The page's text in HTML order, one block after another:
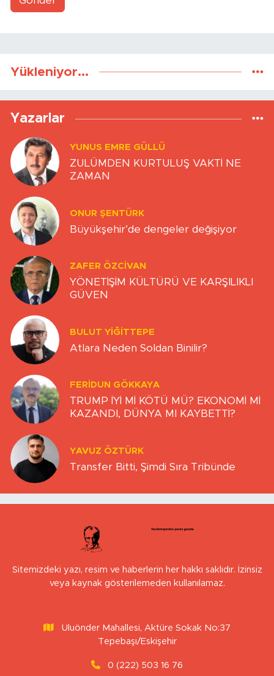
Yükleniyor...
Yazarlar
YUNUS EMRE GÜLLÜ
ZULÜMDEN KURTULUŞ VAKTİ NE
ZAMAN
ONUR ŞENTÜRK
Büyükşehir’de dengeler değişiyor
ZAFER ÖZCIVAN
YÖNETİŞİM KÜLTÜRÜ VE KARŞILIKLI
GÜVEN
BULUT YİĞİTTEPE
Atlara Neden Soldan Binilir?
FERIDUN GÖKKAYA
TRUMP İYİ Mİ KÖTÜ MÜ? EKONOMİ Mİ
KAZANDI, DÜNYA MI KAYBETTİ?
YAVUZ ÖZTÜRK
Transfer Bitti, Şimdi Sıra Tribünde
Sitemizdeki yazı, resim ve haberlerin her hakkı saklıdır. İzinsiz
veya kaynak gösterilemeden kullanılamaz.
Uluönder Mahallesi, Aktüre Sokak No:37
Tepebaşı/Eskişehir
0 (222) 503 16 76